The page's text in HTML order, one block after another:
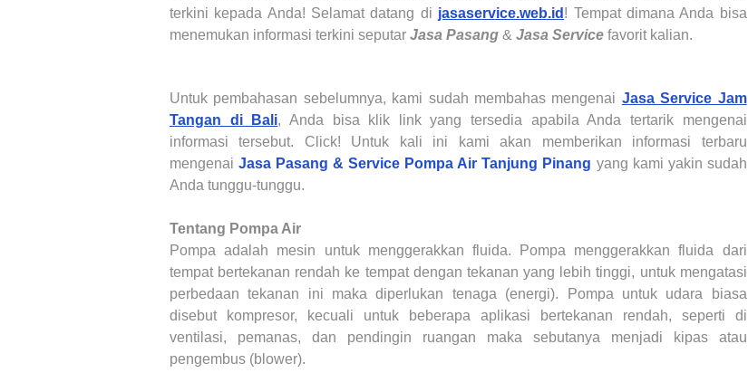
terkini kepada Anda! Selamat datang di jasaservice.web.id ! Tempat dimana Anda bisa
menemukan informasi terkini seputar Jasa Pasang & Jasa Service favorit kalian.
Untuk pembahasan sebelumnya, kami sudah membahas mengenai Jasa Service Jam
Tangan di Bali, Anda bisa klik link yang tersedia apabila Anda tertarik mengenai
informasi tersebut. Click! Untuk kali ini kami akan memberikan informasi terbaru
mengenaiJasa Pasang & Service Pompa AirTanjung Pinang yang kami yakin sudah
Anda tunggu-tunggu.
Tentang Pompa Air
Pompa adalah mesin untuk menggerakkan fluida. Pompa menggerakkan fluida dari
tempat bertekanan rendah ke tempat dengan tekanan yang lebih tinggi, untuk mengatasi
perbedaan tekanan ini maka diperlukan tenaga (energi). Pompa untuk udara biasa
disebut kompresor, kecuali untuk beberapa aplikasi bertekanan rendah, seperti di
ventilasi, pemanas, dan pendingin ruangan maka sebutanya menjadi kipas atau
pengembus (blower).